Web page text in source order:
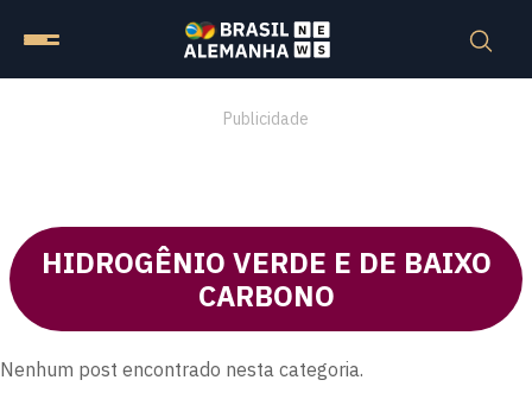
Publicidade
HIDROGÊNIO VERDE E DE BAIXO
CARBONO
Nenhum post encontrado nesta categoria.